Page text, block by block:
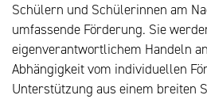
Schülern und Schülerinnen am
umfassende Förderung. Sie
eigenverantwortlichem Handeln
Abhängigkeit vom individuellen
Unterstützung aus einem breiten